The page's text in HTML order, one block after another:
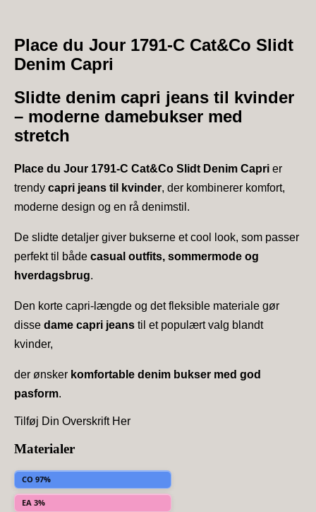
Place du Jour 1791-C Cat&Co Slidt
Denim Capri
Slidte denim capri jeans til kvinder
– moderne damebukser med
stretch
Place du Jour 1791-C Cat&Co Slidt Denim Capri er
trendy capri jeans til kvinder, der kombinerer komfort,
moderne design og en rå denimstil.
De slidte detaljer giver bukserne et cool look, som passer
perfekt til både casual outfits, sommermode og
hverdagsbrug.
Den korte capri-længde og det fleksible materiale gør
disse dame capri jeans til et populært valg blandt
kvinder,
der ønsker komfortable denim bukser med god
pasform.
Tilføj Din Overskrift Her
Materialer
CO 97%
EA 3%